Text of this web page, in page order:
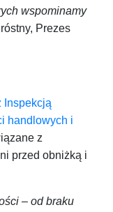
wspominamy
Prezes
Inspekcją
handlowych i
z
przed obniżką i
– od braku